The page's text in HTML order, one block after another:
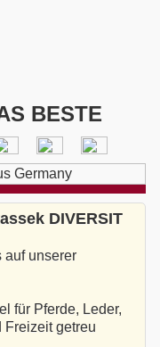
BESTE
DIVERSIT
auf unserer
für Pferde, Leder,
Freizeit getreu